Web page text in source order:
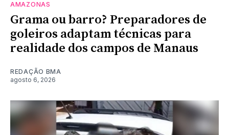
AMAZONAS
Grama ou barro? Preparadores de
goleiros adaptam técnicas para
realidade dos campos de Manaus
REDAÇÃO BMA
agosto 6, 2026